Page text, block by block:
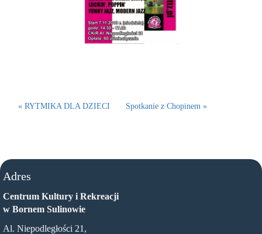
« RYTMIKA DLA DZIECI Spotkanie z Chopinem »
Adres
Centrum Kultury i Rekreacji
w Bornem Sulinowie
Al. Niepodległości 21,